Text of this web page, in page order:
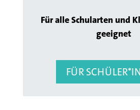
Für alle Schularten und
geeignet
FÜR